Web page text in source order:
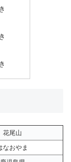
花尾山
なおやま